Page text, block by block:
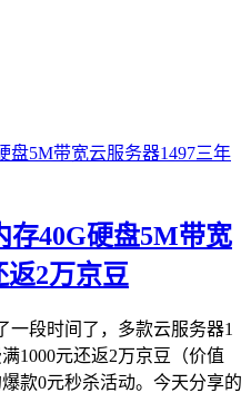
存40G硬盘5M带宽
返2万京豆
一段时间了，多款云服务器1
1000元还返2万京豆（价值
款0元秒杀活动。今天分享的